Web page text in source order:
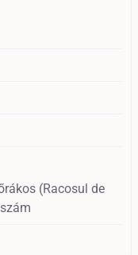
(Racosul de